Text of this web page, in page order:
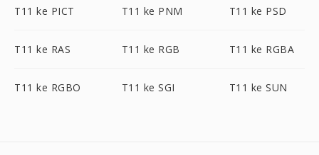
T11 ke PICT T11 ke PNM T11 ke PSD
T11 ke RAS T11 ke RGB T11 ke RGBA
T11 ke RGBO T11 ke SGI T11 ke SUN